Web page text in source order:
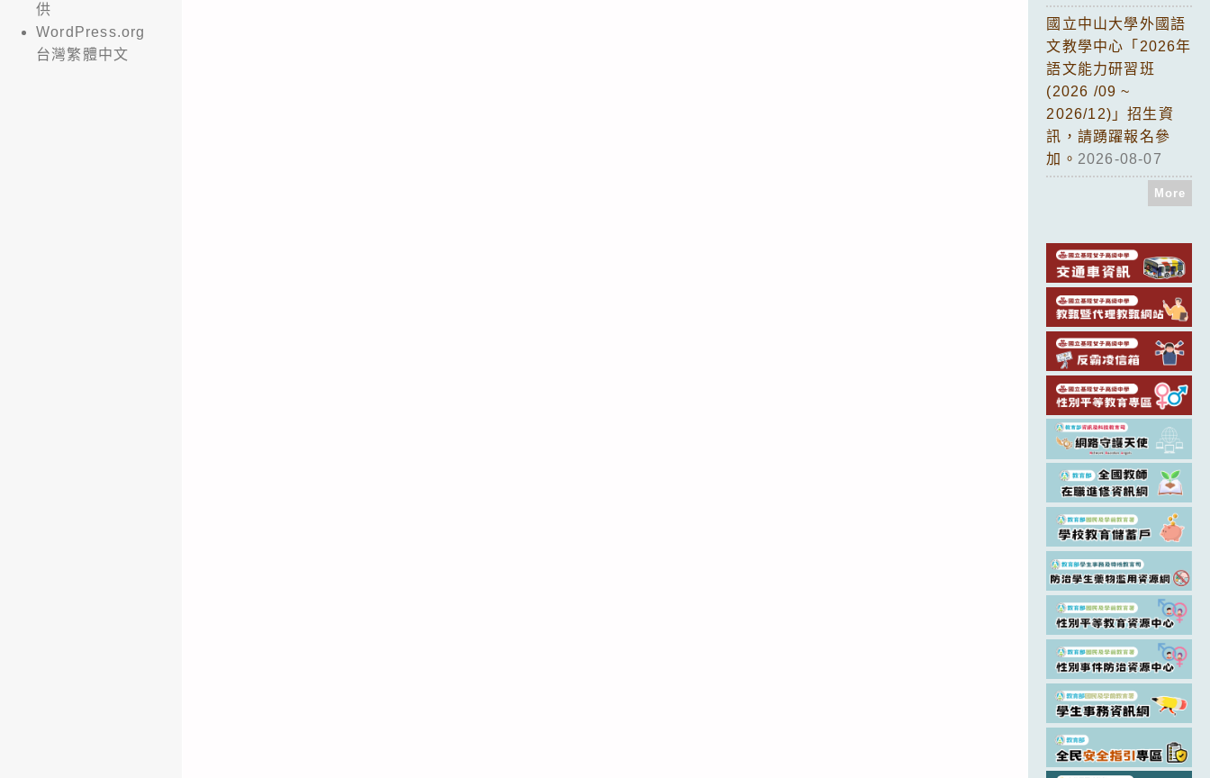
供
WordPress.org
台灣繁體中文
國立中山大學外國語
文教學中心「2026年
語文能力研習班
(2026 /09 ~
2026/12)」招生資
訊，請踴躍報名參
加。 2026-08-07
More